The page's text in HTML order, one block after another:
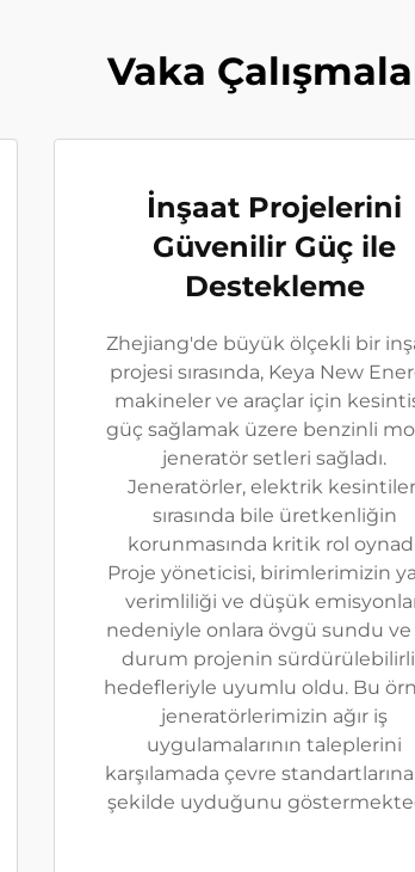
Vaka
İnşaat Projelerini
Güvenilir Güç ile
Destekleme
Zhejiang'de büyük ölçekli bir
projesi sırasında, Keya New
makineler ve araçlar için
güç sağlamak üzere benzinli
jeneratör setleri sağladı.
Jeneratörler, elektrik
sırasında bile üretkenliğin
korunmasında kritik rol
Proje yöneticisi, birimlerimizin
verimliliği ve düşük
nedeniyle onlara övgü sundu
durum projenin
hedefleriyle uyumlu oldu. Bu
jeneratörlerimizin ağır iş
uygulamalarının taleplerini
karşılamada çevre
şekilde uyduğunu